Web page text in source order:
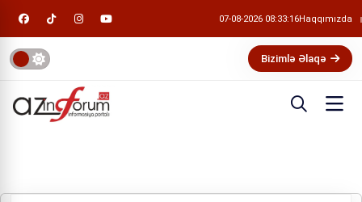
07-08-2026 08:33:16Haqqımızda
Bizimlə Əlaqə